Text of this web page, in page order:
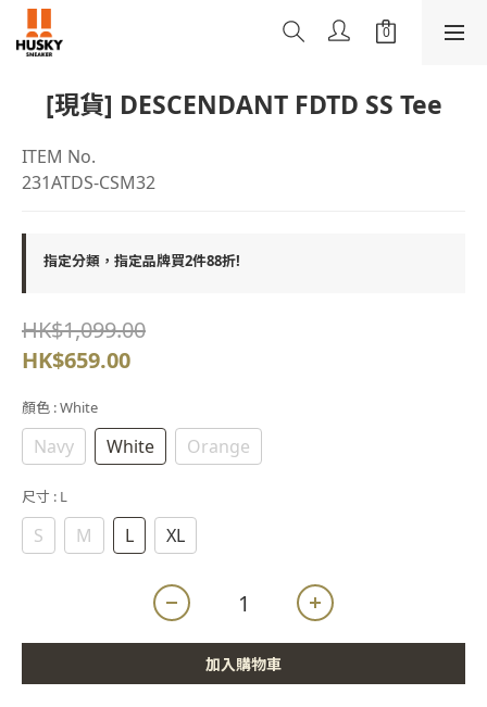
[現貨] DESCENDANT FDTD SS Tee
ITEM No.
231ATDS-CSM32
指定分類，指定品牌買2件88折!
HK$1,099.00
HK$659.00
顏色 : White
Navy White Orange
尺寸 : L
S M L XL
加入購物車